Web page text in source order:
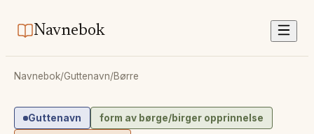
Navnebok
Navnebok/Guttenavn/Børre
Guttenavn form av børge/birger opprinnelse